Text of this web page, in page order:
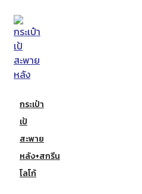
กระเป๋า
เป้
สะพาย
หลัง+สกรีน
โลโก้